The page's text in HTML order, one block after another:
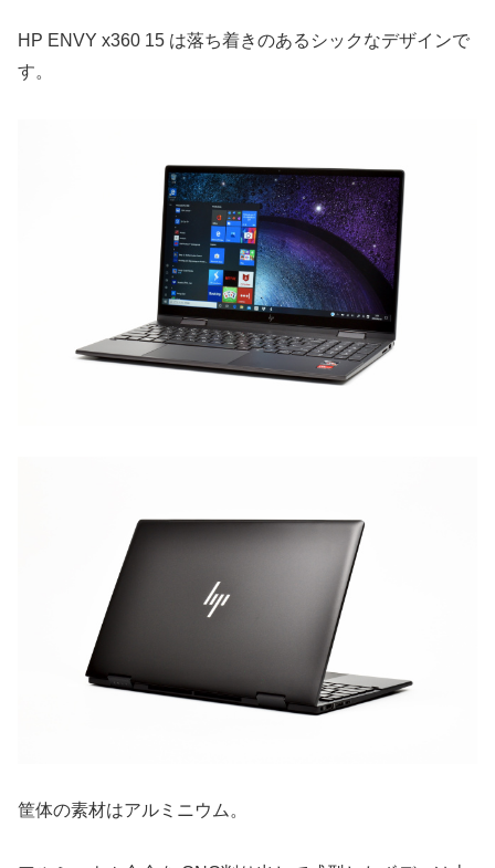
HP ENVY x360 15 は落ち着きのあるシックなデザインで
す。
筐体の素材はアルミニウム。